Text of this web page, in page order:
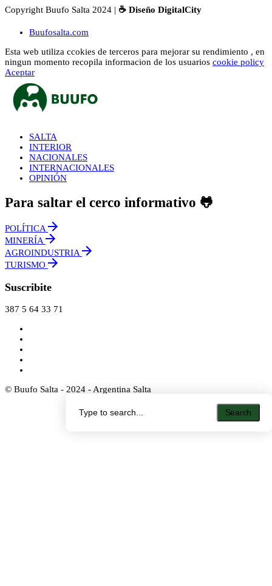
Search
Search
Copyright Buufo Salta 2024 | ☕ Diseño DigitalCity
Buufosalta.com
Esta web utiliza ccokies de terceros para mejorar su rendimiento , en
ningun momento recopila informacion de los usuarios cookie policy
Aceptar
SALTA
INTERIOR
NACIONALES
INTERNACIONALES
OPINIÓN
Para saltar el cerco informativo 🐸
POLÍTICA
MINERÍA
AGROINDUSTRIA
TURISMO
Suscribite
387 5 64 33 71
© Buufo Salta - 2024 - Argentina Salta